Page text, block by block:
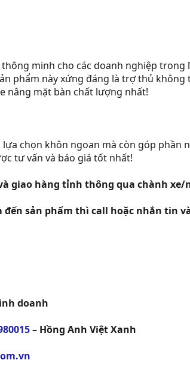
minh cho các doanh nghiệp
phẩm này xứng đáng là trợ thủ
nâng mặt bàn chất lượng nhất!
chọn khôn ngoan mà còn góp phần
tư vấn và báo giá tốt nhất!
giao hàng tỉnh thông qua chành xe/
sản phẩm thì call hoặc nhắn tin
doanh
– Hồng Anh Việt Xanh